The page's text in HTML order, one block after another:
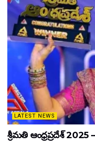
LATEST NEWS
శ్రీమతి ఆంధ్రప్రదేశ్